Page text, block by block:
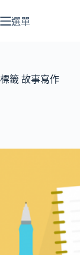
至
容
選單
標籤 故事寫作